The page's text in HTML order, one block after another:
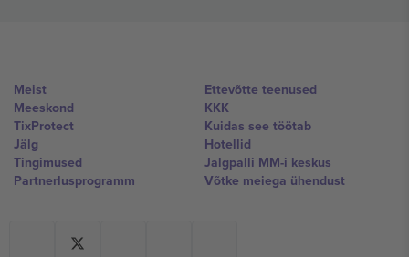
Meist
Meeskond
TixProtect
Jälg
Tingimused
Partnerlusprogramm
Ettevõtte teenused
KKK
Kuidas see töötab
Hotellid
Jalgpalli MM-i keskus
Võtke meiega ühendust